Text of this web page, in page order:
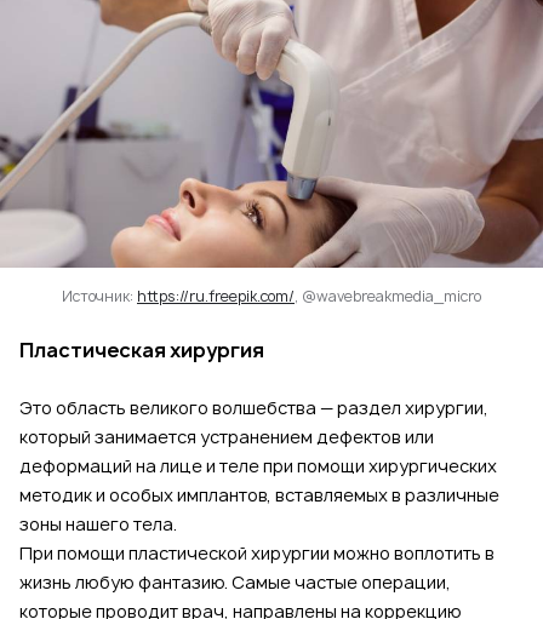
Источник: https://ru.freepik.com/, @wavebreakmedia_micro
Пластическая хирургия
Это область великого волшебства — раздел хирургии,
который занимается устранением дефектов или
деформаций на лице и теле при помощи хирургических
методик и особых имплантов, вставляемых в различные
зоны нашего тела.
При помощи пластической хирургии можно воплотить в
жизнь любую фантазию. Самые частые операции,
которые проводит врач, направлены на коррекцию